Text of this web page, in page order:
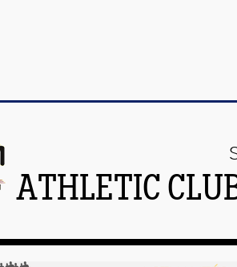
ATHLETIC